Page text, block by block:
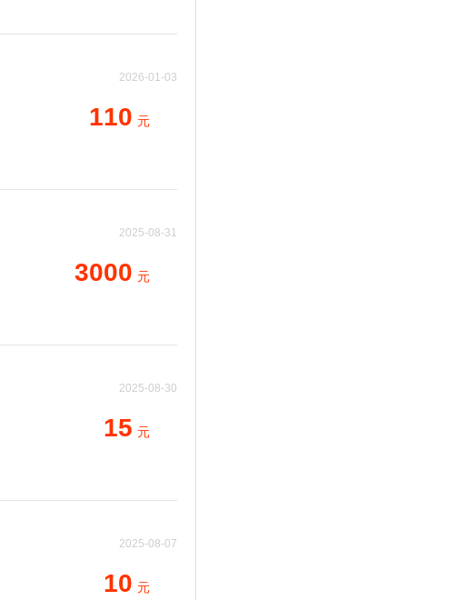
2026-01-03
110 元
2025-08-31
3000 元
2025-08-30
15 元
2025-08-07
10 元